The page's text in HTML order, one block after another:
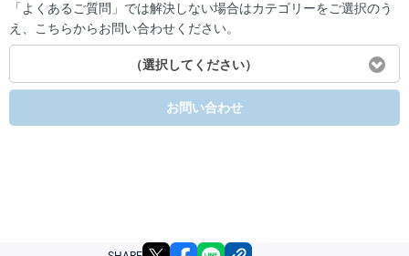
「よくあるご質問」では解決しない場合はカテゴリーをご選択のう
え、こちらからお問い合わせください。
（選択してください）
お問い合わせ
X facebook